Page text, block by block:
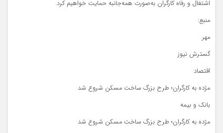
اشتغال و رفاه کارگران به‌صورت همه‌جانبه حمایت خواهیم کرد.
منبع:
مهر
گسترش نیوز
اقتصاد
مژده به کارگران؛ طرح بزرگ ساخت مسکن شروع شد
بانک و بیمه
مژده به کارگران؛ طرح بزرگ ساخت مسکن شروع شد